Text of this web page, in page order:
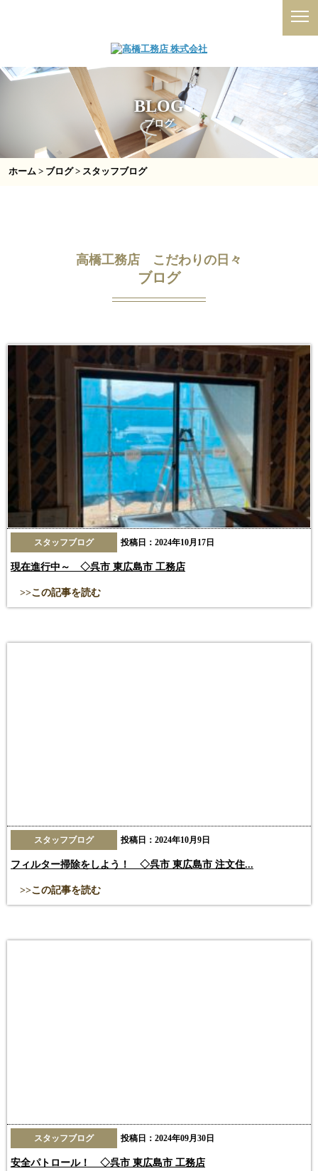
BLOG
ブログ
ホーム > ブログ> スタッフブログ
高橋工務店 こだわりの日々
ブログ
スタッフブログ 投稿日：2024年10月17日
現在進行中～ ◇呉市 東広島市 工務店
>>この記事を読む
スタッフブログ 投稿日：2024年10月9日
フィルター掃除をしよう！ ◇呉市 東広島市 注文住...
>>この記事を読む
スタッフブログ 投稿日：2024年09月30日
安全パトロール！ ◇呉市 東広島市 工務店